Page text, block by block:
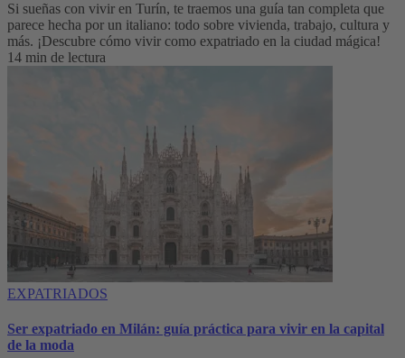
Si sueñas con vivir en Turín, te traemos una guía tan completa que
parece hecha por un italiano: todo sobre vivienda, trabajo, cultura y
más. ¡Descubre cómo vivir como expatriado en la ciudad mágica!
14 min de lectura
EXPATRIADOS
Ser expatriado en Milán: guía práctica para vivir en la capital
de la moda